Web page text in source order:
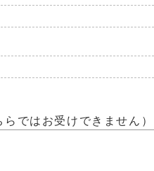
らではお受けできません